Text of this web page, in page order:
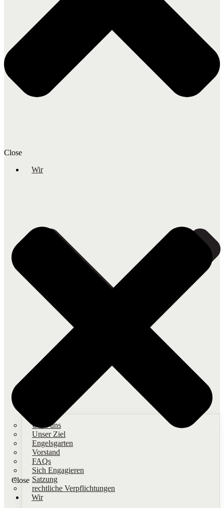
Close
Wir
Über uns
Unser Ziel
Engelsgarten
Vorstand
FAQs
Sich Engagieren
Satzung
rechtliche Verpflichtungen
Close
Wir